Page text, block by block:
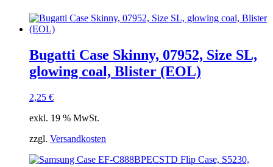
Bugatti Case Skinny, 07952, Size SL,
glowing coal, Blister (EOL)
2,25 €
exkl. 19 % MwSt.
zzgl. Versandkosten